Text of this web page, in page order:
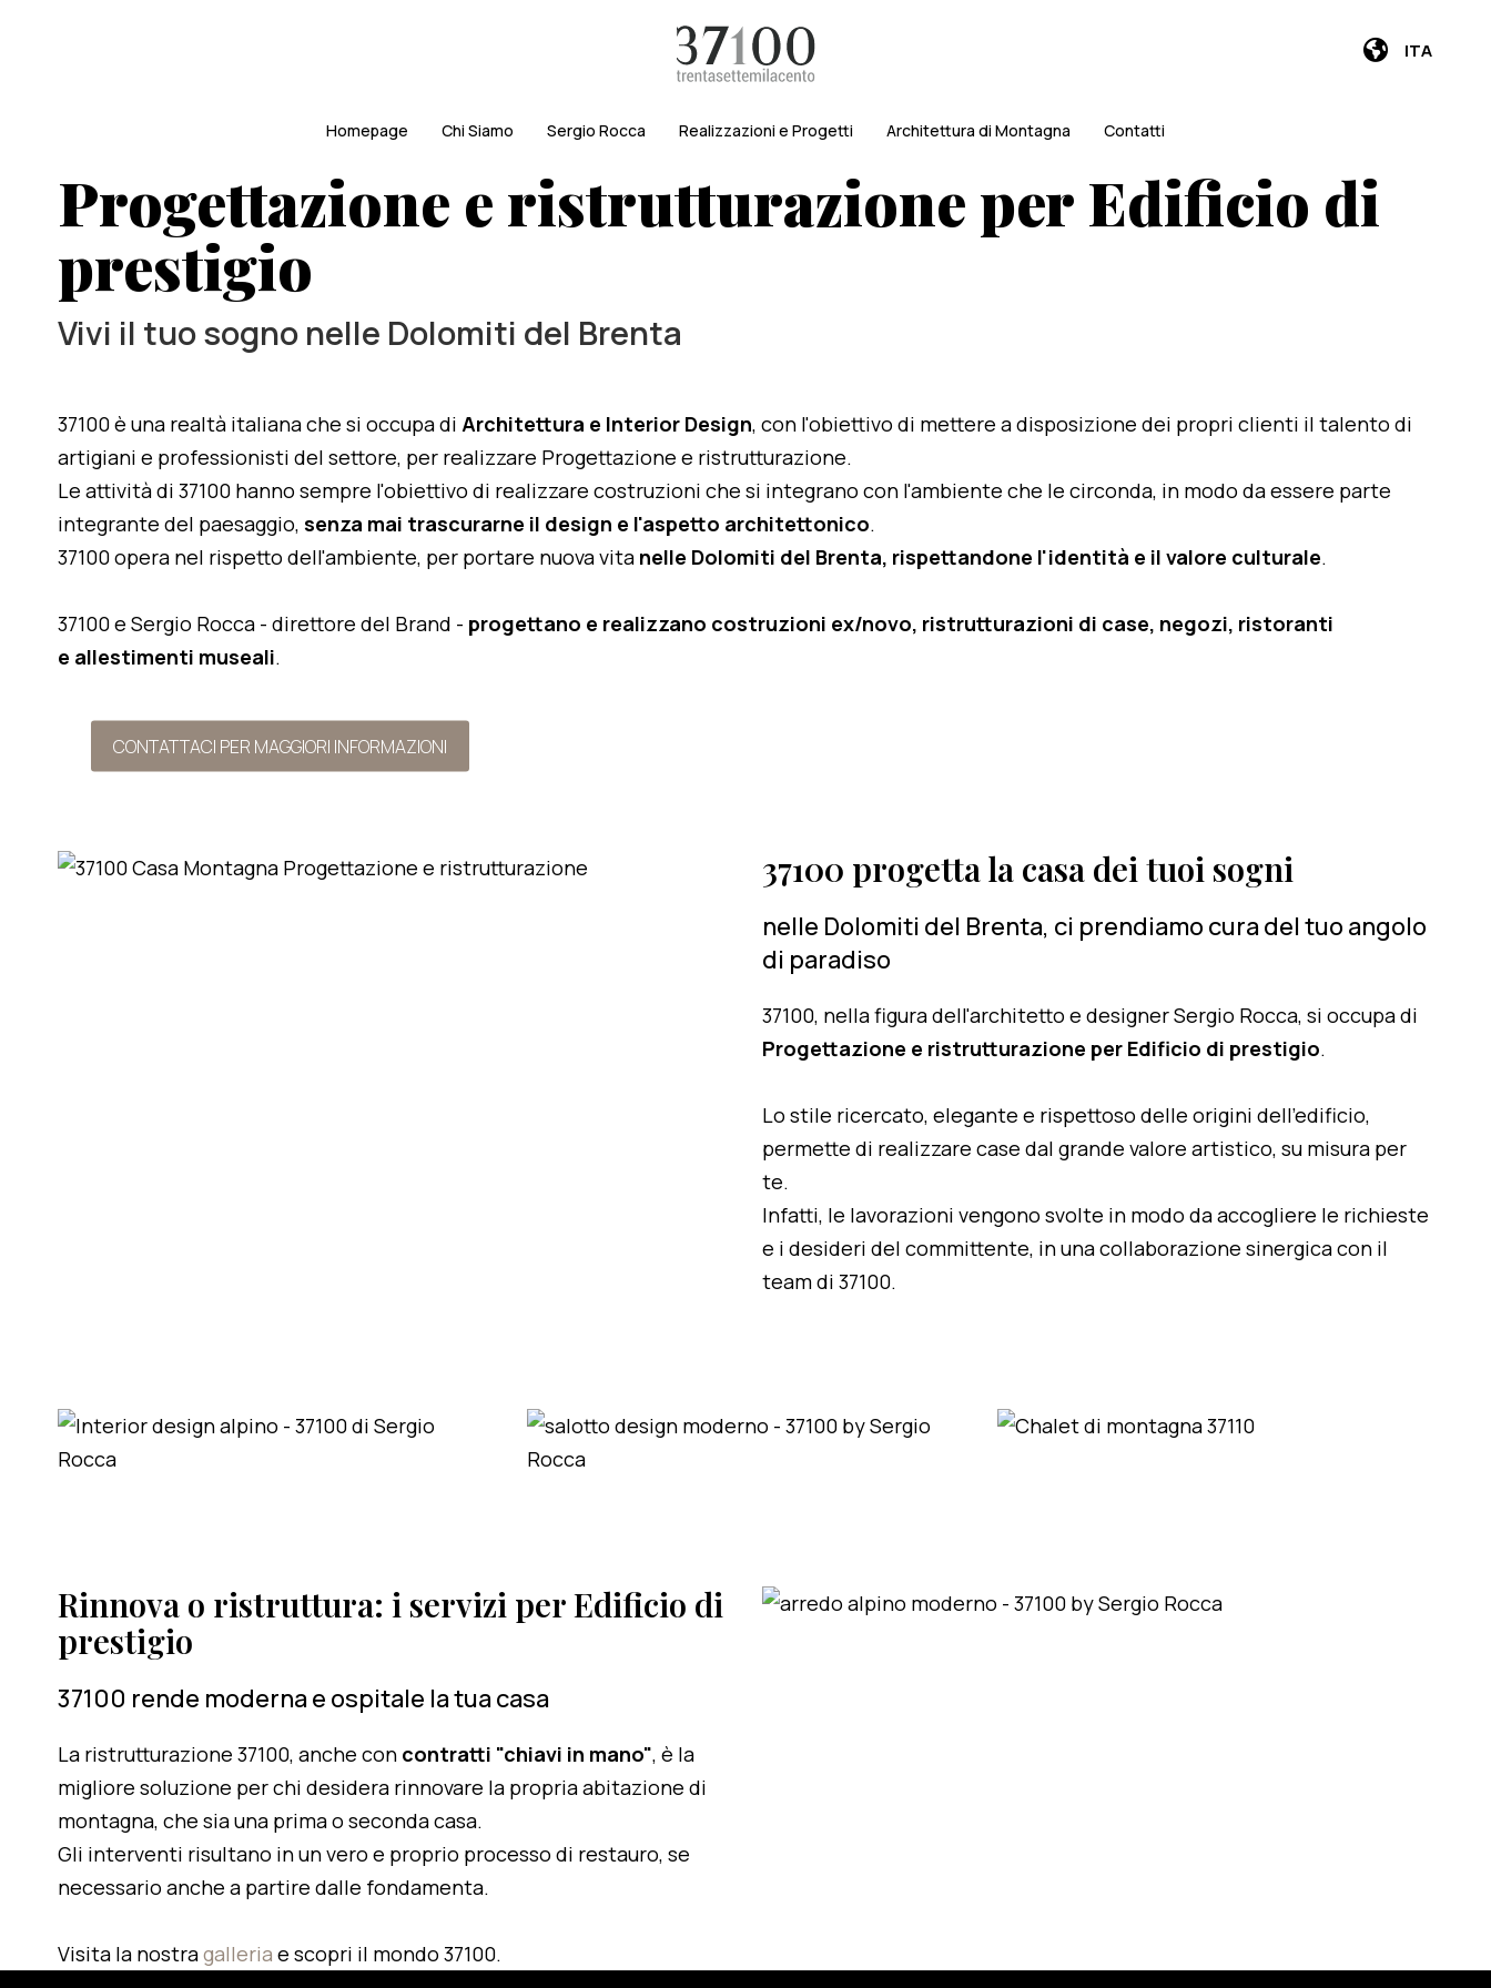
ITA
Homepage Chi Siamo Sergio Rocca Realizzazioni e Progetti Architettura di Montagna Contatti
Progettazione e ristrutturazione per Edificio di
prestigio
Vivi il tuo sogno nelle Dolomiti del Brenta
37100 è una realtà italiana che si occupa di Architettura e Interior Design, con l'obiettivo di mettere a disposizione dei propri clienti il talento di
artigiani e professionisti del settore, per realizzare Progettazione e ristrutturazione.
Le attività di 37100 hanno sempre l'obiettivo di realizzare costruzioni che si integrano con l'ambiente che le circonda, in modo da essere parte
integrante del paesaggio, senza mai trascurarne il design e l'aspetto architettonico.
37100 opera nel rispetto dell'ambiente, per portare nuova vita nelle Dolomiti del Brenta, rispettandone l'identità e il valore culturale.
37100 e Sergio Rocca - direttore del Brand - progettano e realizzano costruzioni ex/novo, ristrutturazioni di case, negozi, ristoranti
e allestimenti museali.
CONTATTACI PER MAGGIORI INFORMAZIONI
37100 progetta la casa dei tuoi sogni
nelle Dolomiti del Brenta, ci prendiamo cura del tuo angolo
di paradiso
37100, nella figura dell'architetto e designer Sergio Rocca, si occupa di
Progettazione e ristrutturazione per Edificio di prestigio.
Lo stile ricercato, elegante e rispettoso delle origini dell'edificio,
permette di realizzare case dal grande valore artistico, su misura per
te.
Infatti, le lavorazioni vengono svolte in modo da accogliere le richieste
e i desideri del committente, in una collaborazione sinergica con il
team di 37100.
Rinnova o ristruttura: i servizi per Edificio di
prestigio
37100 rende moderna e ospitale la tua casa
La ristrutturazione 37100, anche con contratti "chiavi in mano", è la
migliore soluzione per chi desidera rinnovare la propria abitazione di
montagna, che sia una prima o seconda casa.
Gli interventi risultano in un vero e proprio processo di restauro, se
necessario anche a partire dalle fondamenta.
Visita la nostragalleria e scopri il mondo 37100.